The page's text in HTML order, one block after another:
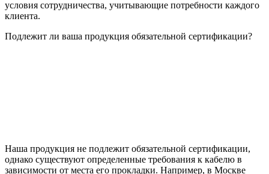
условия сотрудничества, учитывающие потребности каждого
клиента.
Подлежит ли ваша продукция обязательной сертификации?
Наша продукция не подлежит обязательной сертификации,
однако существуют определенные требования к кабелю в
зависимости от места его прокладки. Например, в Москве